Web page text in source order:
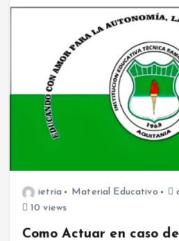
ietria Material Educativo
10 views
Como Actuar en caso